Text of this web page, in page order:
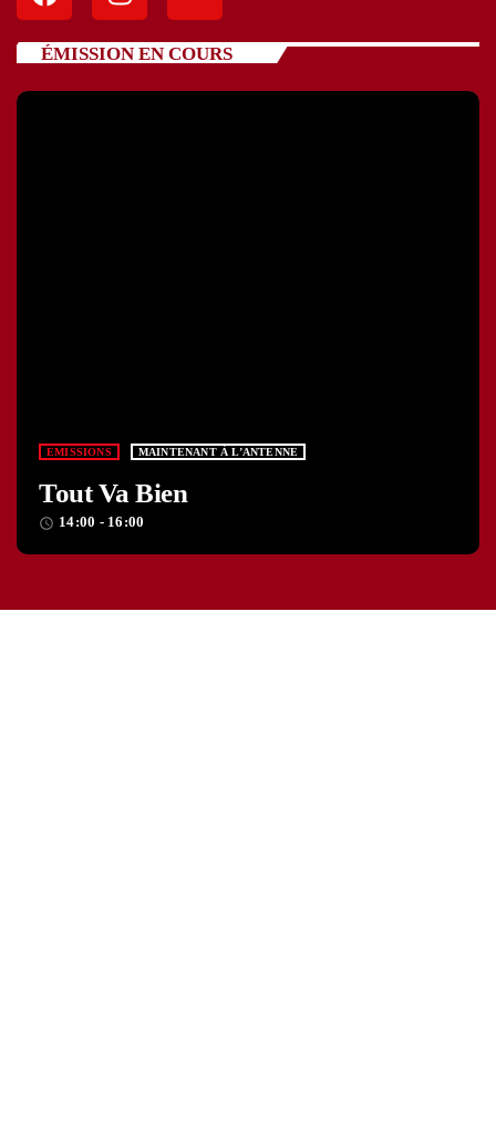
ÉMISSION EN COURS
EMISSIONS MAINTENANT À L’ANTENNE
Tout Va Bien
access_time 14:00 - 16:00